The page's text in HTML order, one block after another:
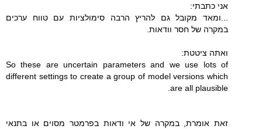
אני כתבתי:
...ומאד מקובל גם להריץ הרבה סימולציות עם טווח ערכים
במקרה של חסר וודאות.
ואתה ציטטת:
So these are uncertain parameters and we use lots of
different settings to create a group of model versions which
are all plausible.
זאת אומרת, במקרה של אי ודאות בפרמטר מסוים או בתנאי